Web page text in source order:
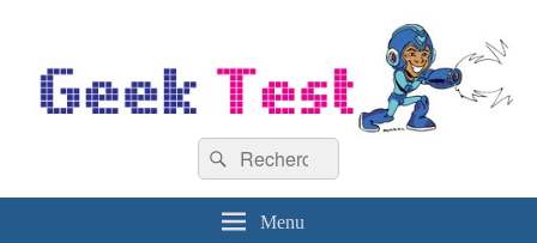
Recherche :
Rechercher
Menu